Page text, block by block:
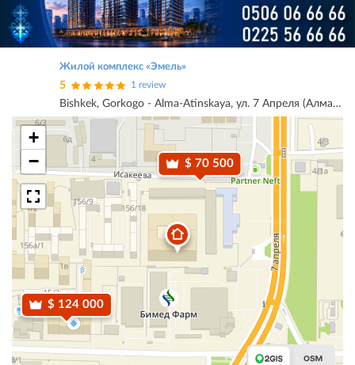
Жилой комплекс «Эмель»
5 1 review
Bishkek, Gorkogo - Alma-Atinskaya, ул. 7 Апреля (Алматинка/Горького)
$ 70 500
$ 124 000
+
−